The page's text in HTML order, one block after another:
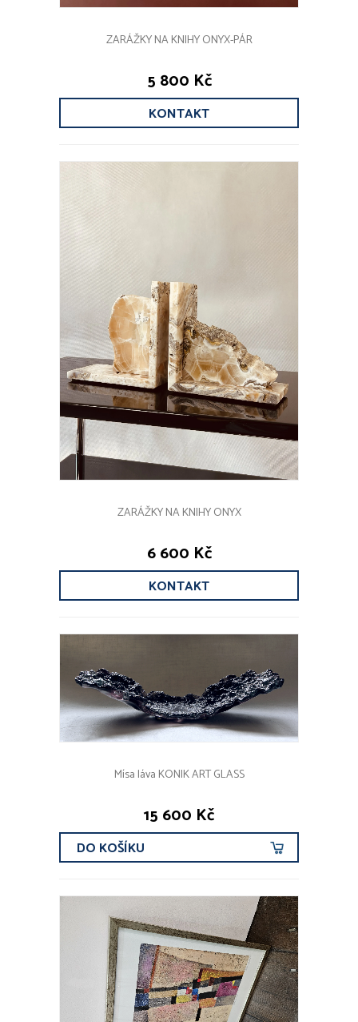
ZARÁŽKY NA KNIHY ONYX-PÁR
5 800 Kč
KONTAKT
ZARÁŽKY NA KNIHY ONYX
6 600 Kč
KONTAKT
Mísa láva KONIK ART GLASS
15 600 Kč
DO KOŠÍKU